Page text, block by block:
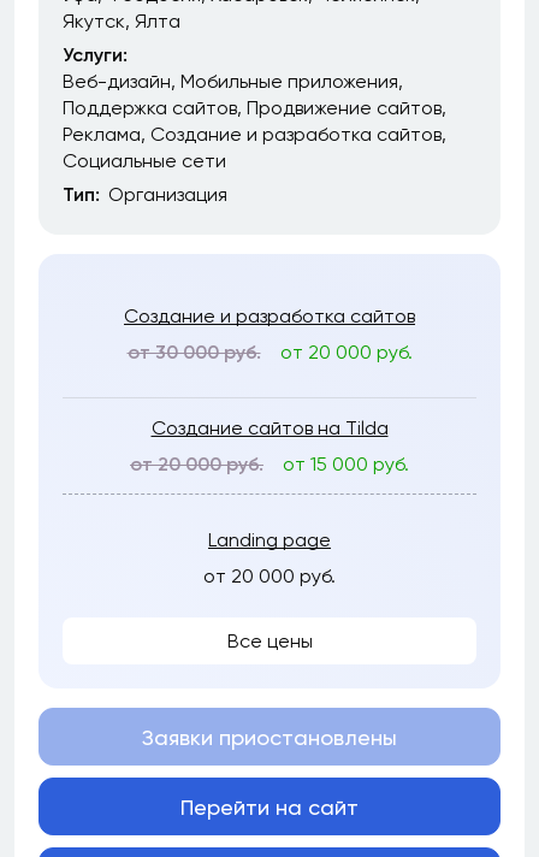
Якутск Ялта
Услуги:
Веб-дизайн Мобильные приложения
Поддержка сайтов Продвижение сайтов
Реклама Создание и разработка сайтов
Социальные сети
Тип: Организация
Создание и разработка сайтов
от 30 000 руб.
от 20 000 руб.
Создание сайтов на Tilda
от 20 000 руб.
от 15 000 руб.
Landing page
от 20 000 руб.
Все цены
Заявки приостановлены
Перейти на сайт